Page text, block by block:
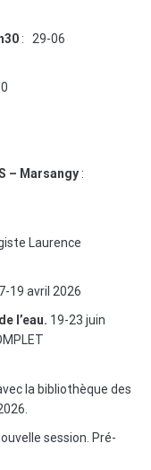
: 29-06
– Marsangy :
Laurence
19 avril 2026
l’eau. 19-23 juin
la bibliothèque des
session. Pré-